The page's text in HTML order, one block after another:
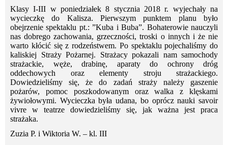
Klasy I-III w poniedziałek 8 stycznia 2018 r. wyjechały na
wycieczkę do Kalisza. Pierwszym punktem planu było
obejrzenie spektaklu pt.: ”Kuba i Buba”. Bohaterowie nauczyli
nas dobrego zachowania, grzeczności, troski o innych i że nie
warto kłócić się z rodzeństwem. Po spektaklu pojechaliśmy do
kaliskiej Straży Pożarnej. Strażacy pokazali nam samochody
strażackie, węże, drabinę, aparaty do ochrony dróg
oddechowych oraz elementy stroju strażackiego.
Dowiedzieliśmy się, że do zadań straży należy gaszenie
pożarów, pomoc poszkodowanym oraz walka z klęskami
żywiołowymi. Wycieczka była udana, bo oprócz nauki savoir
vivre w teatrze dowiedzieliśmy się, jak ważna jest praca
strażaka.
Zuzia P. i Wiktoria W. – kl. III